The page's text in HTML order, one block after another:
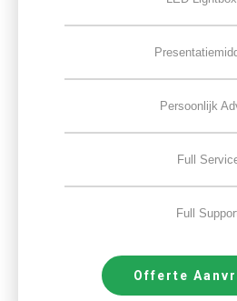
Persoonlijk
Full
Full
Offerte